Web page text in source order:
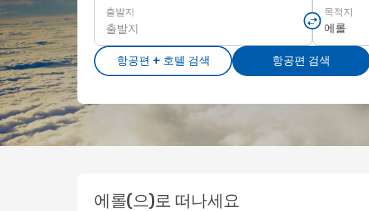
출발지 목적지
항공편 + 호텔 검색 항공편 검색
에롤(으)로 떠나세요